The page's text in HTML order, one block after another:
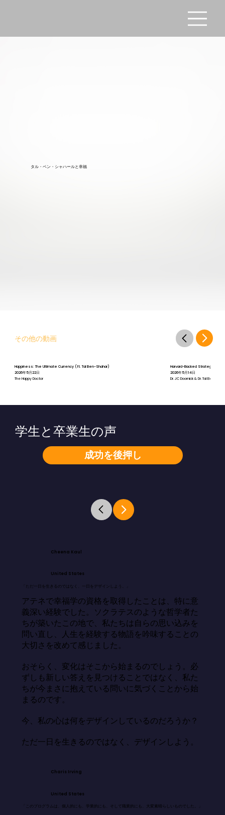
タル・ベン・シャハールと幸福
その他の動画
Happiness: The Ultimate Currency (ft. Tal Ben-Shahar)
2026年5月22日
The Happy Doctor
Harvard-Backed Strategies for
2026年5月14日
Dr. JC Doornick & Dr. Tal Ben-
成功を後押し
学生と卒業生の声
Cheena Kaul
United States
「ただ一日を生きるのではなく、一日をデザインしよう。」
アテネで幸福学の資格を取得したことは、特に意
義深い経験でした。ソクラテスのような哲学者た
ちが築いたこの地で、私たちは自らの思い込みを
問い直し、人生を経験する物語を吟味することの
大切さを改めて感じました。
おそらく、変化はそこから始まるのでしょう。必
ずしも新しい答えを見つけることではなく、私た
ちが今まさに抱えている問いに気づくことから始
まるのです。
今、私の心は何をデザインしているのだろうか？
ただ一日を生きるのではなく、デザインしよう。
Charis Irving
United States
「このプログラムは、個人的にも、学業的にも、そして職業的にも、大変素晴らしいものでした。」